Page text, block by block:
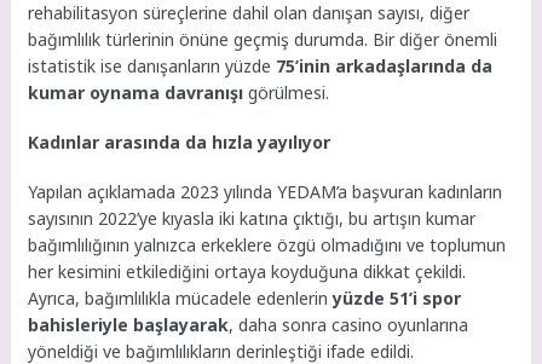
rehabilitasyon süreçlerine dahil olan danışan sayısı, diğer
bağımlılık türlerinin önüne geçmiş durumda. Bir diğer önemli
istatistik ise danışanların yüzde 75’inin arkadaşlarında da
kumar oynama davranışı görülmesi.
Kadınlar arasında da hızla yayılıyor
Yapılan açıklamada 2023 yılında YEDAM’a başvuran kadınların
sayısının 2022’ye kıyasla iki katına çıktığı, bu artışın kumar
bağımlılığının yalnızca erkeklere özgü olmadığını ve toplumun
her kesimini etkilediğini ortaya koyduğuna dikkat çekildi.
Ayrıca, bağımlılıkla mücadele edenlerinyüzde 51’i spor
bahisleriyle başlayarak, daha sonra casino oyunlarına
yöneldiği ve bağımlılıkların derinleştiği ifade edildi.